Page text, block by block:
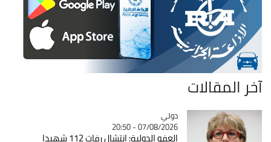
آخر المقالات
Catégorie
دولي
07/08/2026 - 20:50
العفو الدولية: انتشال رفات 112 شهيدا